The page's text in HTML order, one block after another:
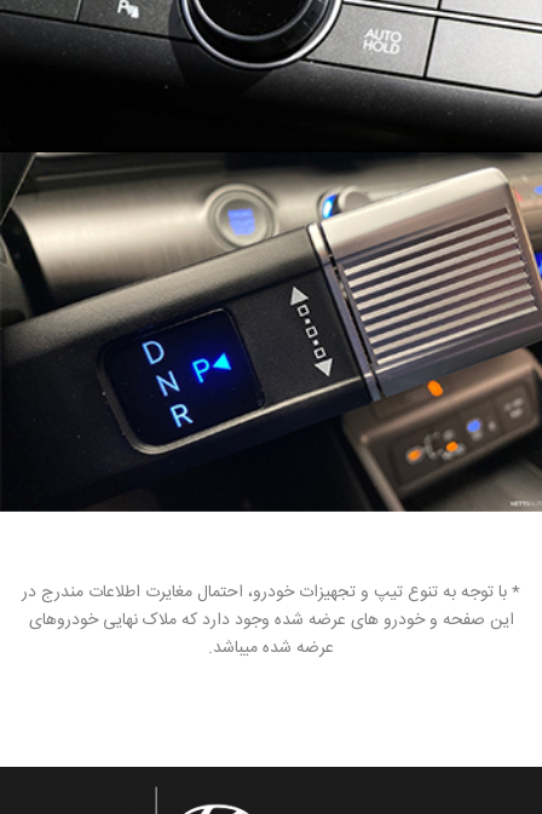
* با توجه به تنوع تیپ و تجهیزات خودرو، احتمال مغایرت اطلاعات مندرج در
این صفحه و خودرو های عرضه شده وجود دارد که ملاک نهایی خودروهای
عرضه شده میباشد.